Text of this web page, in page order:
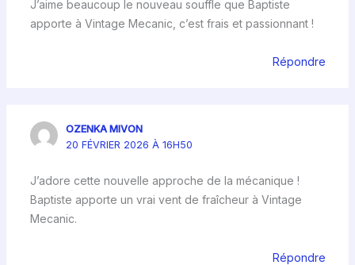
J’aime beaucoup le nouveau souffle que Baptiste
apporte à Vintage Mecanic, c’est frais et passionnant !
Répondre
OZENKA MIVON
20 FÉVRIER 2026 À 16H50
J’adore cette nouvelle approche de la mécanique !
Baptiste apporte un vrai vent de fraîcheur à Vintage
Mecanic.
Répondre